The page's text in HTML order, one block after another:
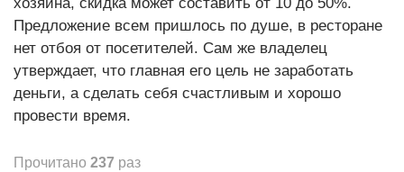
Предложение всем пришлось по душе, в ресторане
нет отбоя от посетителей. Сам же владелец
утверждает, что главная его цель не заработать
деньги, а сделать себя счастливым и хорошо
провести время.
Прочитано 237 раз